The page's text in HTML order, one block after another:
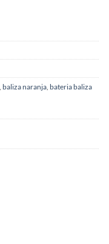
baliza naranja bateria baliza